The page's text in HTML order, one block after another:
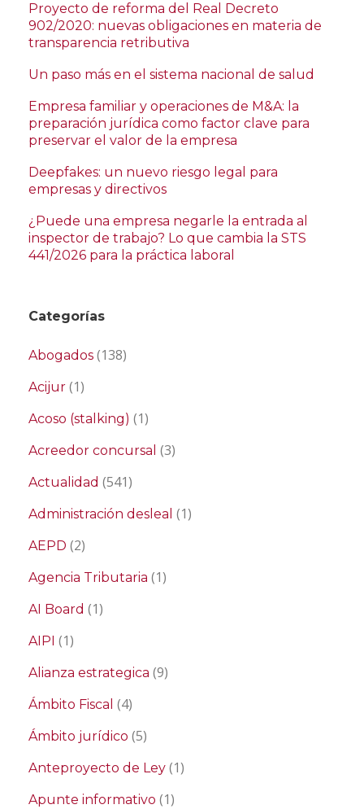
Proyecto de reforma del Real Decreto
902/2020: nuevas obligaciones en materia de
transparencia retributiva
Un paso más en el sistema nacional de salud
Empresa familiar y operaciones de M&A: la
preparación jurídica como factor clave para
preservar el valor de la empresa
Deepfakes: un nuevo riesgo legal para
empresas y directivos
¿Puede una empresa negarle la entrada al
inspector de trabajo? Lo que cambia la STS
441/2026 para la práctica laboral
Categorías
Abogados (138)
Acijur (1)
Acoso (stalking) (1)
Acreedor concursal (3)
Actualidad (541)
Administración desleal (1)
AEPD (2)
Agencia Tributaria (1)
AI Board (1)
AIPI (1)
Alianza estrategica (9)
Ámbito Fiscal (4)
Ámbito jurídico (5)
Anteproyecto de Ley (1)
Apunte informativo (1)